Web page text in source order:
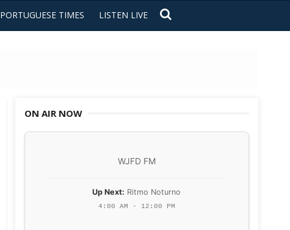
PORTUGUESE TIMES LISTEN LIVE
ON AIR NOW
WJFD FM
Up Next: Ritmo Noturno
4:00 AM - 12:00 PM